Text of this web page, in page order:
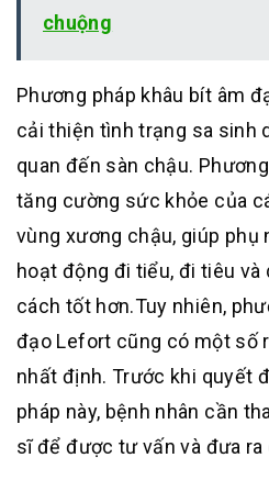
chuộng
Phương pháp khâu bít âm
cải thiện tình trạng sa sinh
quan đến sàn chậu.
tăng cường sức khỏe của
vùng xương chậu, giúp
hoạt động đi tiểu, đi tiêu
cách tốt hơn.Tuy nhiên,
đạo Lefort cũng có một số
nhất định. Trước khi quyết
pháp này, bệnh nhân cần
sĩ để được tư vấn và đưa